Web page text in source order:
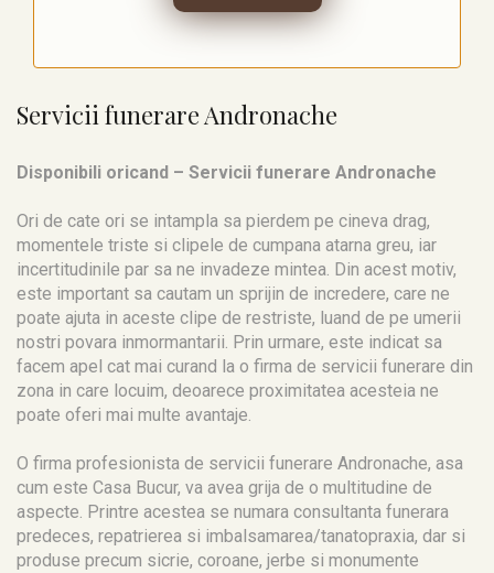
Servicii funerare Andronache
Disponibili oricand – Servicii funerare Andronache
Ori de cate ori se intampla sa pierdem pe cineva drag,
momentele triste si clipele de cumpana atarna greu, iar
incertitudinile par sa ne invadeze mintea. Din acest motiv,
este important sa cautam un sprijin de incredere, care ne
poate ajuta in aceste clipe de restriste, luand de pe umerii
nostri povara inmormantarii. Prin urmare, este indicat sa
facem apel cat mai curand la o firma de servicii funerare din
zona in care locuim, deoarece proximitatea acesteia ne
poate oferi mai multe avantaje.
O firma profesionista de servicii funerare Andronache, asa
cum este Casa Bucur, va avea grija de o multitudine de
aspecte. Printre acestea se numara consultanta funerara
predeces, repatrierea si imbalsamarea/tanatopraxia, dar si
produse precum sicrie, coroane, jerbe si monumente